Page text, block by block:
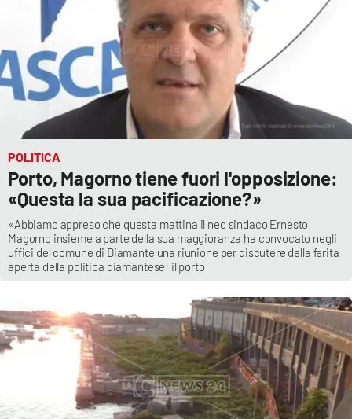
POLITICA
Porto, Magorno tiene fuori l'opposizione:
«Questa la sua pacificazione?»
«Abbiamo appreso che questa mattina il neo sindaco Ernesto
Magorno insieme a parte della sua maggioranza ha convocato negli
uffici del comune di Diamante una riunione per discutere della ferita
aperta della politica diamantese: il porto